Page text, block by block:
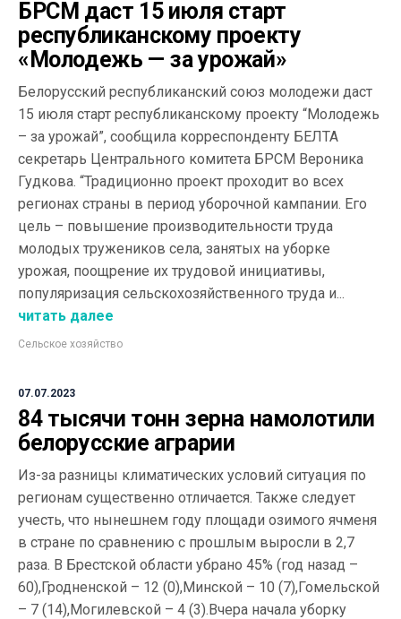
БРСМ даст 15 июля старт
республиканскому проекту
«Молодежь — за урожай»
Белорусский республиканский союз молодежи даст
15 июля старт республиканскому проекту “Молодежь
– за урожай”, сообщила корреспонденту БЕЛТА
секретарь Центрального комитета БРСМ Вероника
Гудкова. “Традиционно проект проходит во всех
регионах страны в период уборочной кампании. Его
цель – повышение производительности труда
молодых тружеников села, занятых на уборке
урожая, поощрение их трудовой инициативы,
популяризация сельскохозяйственного труда и...
читать далее
Сельское хозяйство
07.07.2023
84 тысячи тонн зерна намолотили
белорусские аграрии
Из-за разницы климатических условий ситуация по
регионам существенно отличается. Также следует
учесть, что нынешнем году площади озимого ячменя
в стране по сравнению с прошлым выросли в 2,7
раза. В Брестской области убрано 45% (год назад –
60),Гродненской – 12 (0),Минской – 10 (7),Гомельской
– 7 (14),Могилевской – 4 (3).Вчера начала уборку